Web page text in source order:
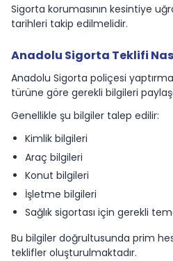
Sigorta korumasının kesintiye
tarihleri takip edilmelidir.
Anadolu Sigorta Teklifi
Anadolu Sigorta poliçesi
türüne göre gerekli bilgileri
Genellikle şu bilgiler talep edilir:
Kimlik bilgileri
Araç bilgileri
Konut bilgileri
İşletme bilgileri
Sağlık sigortası için gerekli
Bu bilgiler doğrultusunda prim
teklifler oluşturulmaktadır.